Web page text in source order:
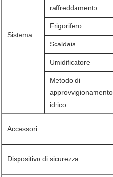
Sistema
raffreddamento
Frigorifero
Scaldaia
Umidificatore
Metodo di
approvvigionamento
idrico
Accessori
Dispositivo di sicurezza